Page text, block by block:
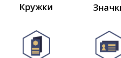
Кружки